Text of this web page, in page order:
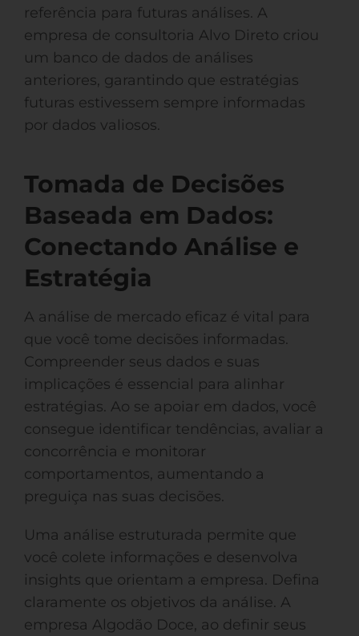
referência para futuras análises. A
empresa de consultoria Alvo Direto criou
um banco de dados de análises
anteriores, garantindo que estratégias
futuras estivessem sempre informadas
por dados valiosos.
Tomada de Decisões
Baseada em Dados:
Conectando Análise e
Estratégia
A análise de mercado eficaz é vital para
que você tome decisões informadas.
Compreender seus dados e suas
implicações é essencial para alinhar
estratégias. Ao se apoiar em dados, você
consegue identificar tendências, avaliar a
concorrência e monitorar
comportamentos, aumentando a
preguiça nas suas decisões.
Uma análise estruturada permite que
você colete informações e desenvolva
insights que orientam a empresa. Defina
claramente os objetivos da análise. A
empresa Algodão Doce, ao definir seus